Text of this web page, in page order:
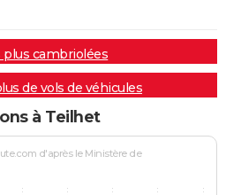
plus cambriolées
de vols de véhicules
à Teilhet
d'après le Ministère de